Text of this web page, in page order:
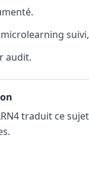
audit.
traduit ce